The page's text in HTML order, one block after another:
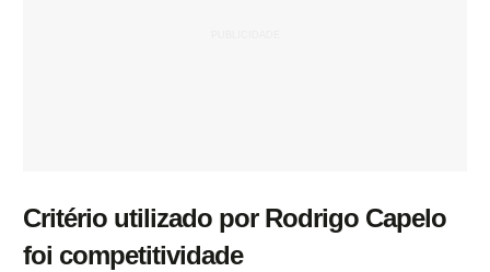
Critério utilizado por Rodrigo Capelo
foi competitividade